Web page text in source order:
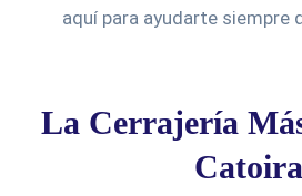
aquí para ayudarte siempre
La Cerrajería
Catoira